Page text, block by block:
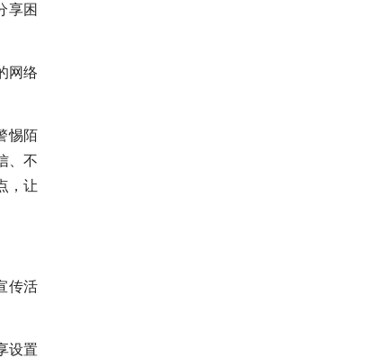
享困
网络
惕陌
、不
，让
传活
设置